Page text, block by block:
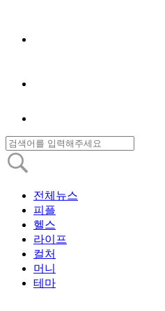
전체뉴스
피플
헬스
라이프
컬처
머니
테마